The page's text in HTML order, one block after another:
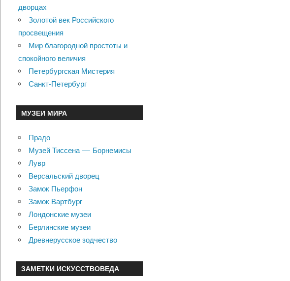
дворцах
Золотой век Российского
просвещения
Мир благородной простоты и
спокойного величия
Петербургская Мистерия
Санкт-Петербург
МУЗЕИ МИРА
Прадо
Музей Тиссена — Борнемисы
Лувр
Версальский дворец
Замок Пьерфон
Замок Вартбург
Лондонские музеи
Берлинские музеи
Древнерусское зодчество
ЗАМЕТКИ ИСКУССТВОВЕДА